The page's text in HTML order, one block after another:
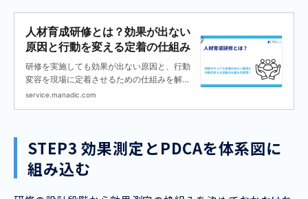
人材育成研修とは？効果が出ない
原因と行動を変える定着の仕組み
研修を実施しても効果が出ない原因と、行動
変容を現場に定着させるための仕組みを解説
します。
service.manadic.com
STEP3 効果測定とPDCAを体系図に
組み込む